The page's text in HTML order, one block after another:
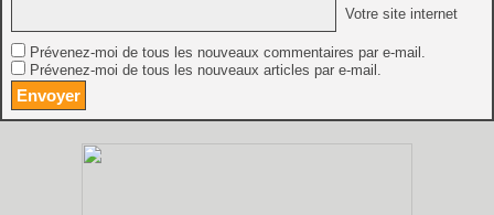
Votre site internet
Prévenez-moi de tous les nouveaux commentaires par e-mail.
Prévenez-moi de tous les nouveaux articles par e-mail.